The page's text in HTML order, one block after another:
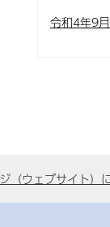
令和4年9
（ウェブサイト）